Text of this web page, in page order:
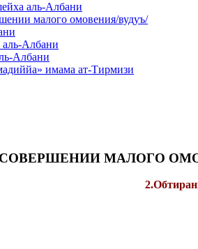
аль-Албани
малого омовения/вудуъ/
аль-Албани
Албани
имама ат-Тирмизи
МАЛОГО